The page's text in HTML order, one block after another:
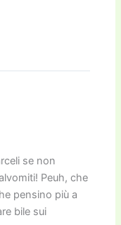
se non
Peuh, che
pensino più a
bile sui